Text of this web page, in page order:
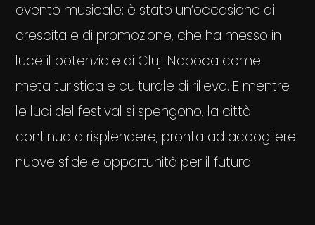
evento musicale: è stato un’occasione di
crescita e di promozione, che ha messo in
luce il potenziale di Cluj-Napoca come
meta turistica e culturale di rilievo. E mentre
le luci del festival si spengono, la città
continua a risplendere, pronta ad accogliere
nuove sfide e opportunità per il futuro.